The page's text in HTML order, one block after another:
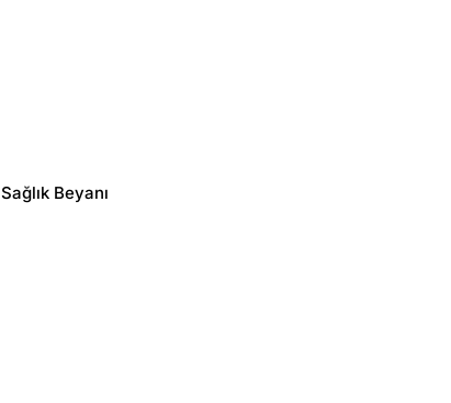
Sağlık Beyanı